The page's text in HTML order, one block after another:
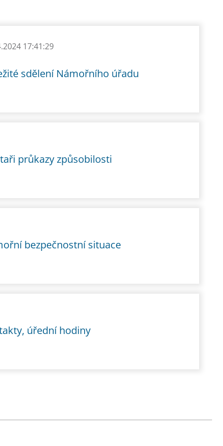
17:41:29
sdělení Námořního úřadu
průkazy způsobilosti
bezpečnostní situace
úřední hodiny